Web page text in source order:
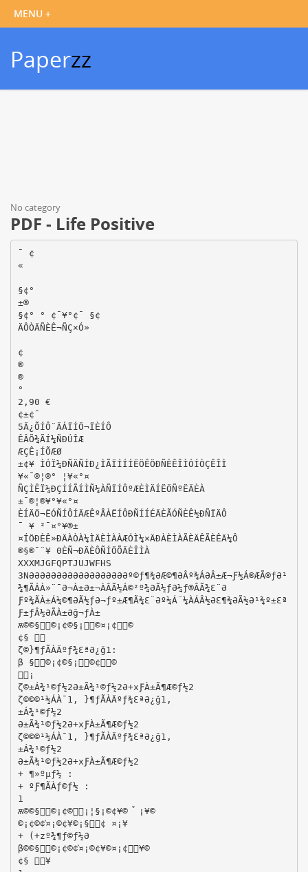
Paperzz
No category
PDF - Life Positive
¯ ¢ ­
«
§¢°
±®
§¢° ° ¢¯¥°¢¯ §¢
ÄÔÒÄÑÈÊ¬ÑÇ×Ó»
¢
®
®
°
2,90 €
¢±¢¯
5Ä¿ÕÍÔ¨ÄÁÏÍÖ¬ÏÈÍÔ
ÊÂÕ¾ÃÍ¼ÑÐÚÎÆ
ÆÇÊ¡ÍÕÆØ
±¢¥ ÌÓÏ¼ÐÑÄÑÍÐ¿ÌÃÏÍÍÍËÖÊÖÐÑÈÊÎÌÓÍÒÇÊÎÌ
¥«¯®¦®­° ¦¥«°¤
ÑÇÌÊÏ¼ÐÇÍÍÃÍÌÑ¼ÀÑÏÍÔºÆÈÌÄÍËÖÑºËÄÈÀ
±¯®¦®­¥°¥«°¤
ÈÍÄÖ¬ËÓÑÍÔÍÄÆÊºÅÀËÍÔÐÑÍÍÉÄÈÃÓÑÈÊ½ÐÑÏÄÔ
¯ ¥ ²¯¤°¥®±
¤ÍÖÐÈÊ»ÐÄÀÒÀ¼ÌÄÈÌÀÀÆÓÌ¼×ÄÐÀÈÌÀÃÈÄÊÃÈÊÄ¼Ô
®§®¯¨¥ 0ÈÑ¬ÐÄÈÔÑÍÖÕÄÈÎÌÀ
XXXMJGFQPTJUJWFHS
3NƏƏƏƏƏƏƏƏƏƏƏƏƏƏƏƏƏƏº©ƒ¶¾ƏÆ©¶ƏÂº¾ÁƏÂ±Æ¬Ƒ½Á®ÆÃ®ƒƏ¹
¾¶ÃÁÀ»¨¯Ə¬À±Ə±¬ÀÂÃ½Á©²º¾ƏÃ½ƒƏ¼ƒ®ÂÃ¾Ɛ¨Ə
Ƒº¾ÃÀ±Á¼©¶ƏÃ½ƒƏ¬ƒº±Æ¶Ã¾Ɛ¨Əº¼Á¨¼ÀÁÂ½ƏƐ¶¾ƏÃ½Ə¹¾º±Ɛª
Ƒ±ƒÂ½ƏÃÀ±Əǧ¬ƒÀ±
ѫ©©§͓©¡¢©§¡͒©¤¡¢͒©
¢§ ͐
ζ©}¶ƒÃÀÄºƒ¾ƐªƏ¿ǧ1:
β §͓©¡¢©§¡͒©¢͒©
͗¡
ζ©±Á¾¹©ƒ½2Ə±Ã¾¹©ƒ½2Ə+xƑÀ±Ã¶Æ©ƒ½2
ζ©©©¹½ÁÀ¯1, }¶ƒÃÀÄºƒ¾ƐªƏ¿ǧ1,
±Á¾¹©ƒ½2
Ə±Ã¾¹©ƒ½2Ə+xƑÀ±Ã¶Æ©ƒ½2
ζ©©©¹½ÁÀ¯1, }¶ƒÃÀÄºƒ¾ƐªƏ¿ǧ1,
±Á¾¹©ƒ½2
Ə±Ã¾¹©ƒ½2Ə+xƑÀ±Ã¶Æ©ƒ½2
+ ¶»ºµƒ½ :
+ ºƑ¶ÃÀƒ©ƒ½ :
1
ѫ©©§͓©¡¢©͐¡¦§¡©¢¥© ͒ ¡¥©
©¡¢©¢͐¤¡©¢¥©¡§͔¢ ¤¡¥
+ (+zº¾¶ƒ©ƒ½Ə
β©©§͓©¡¢©¢͐¤¡©¢¥©¤¡¢͒¥©
¢§ ͐¥